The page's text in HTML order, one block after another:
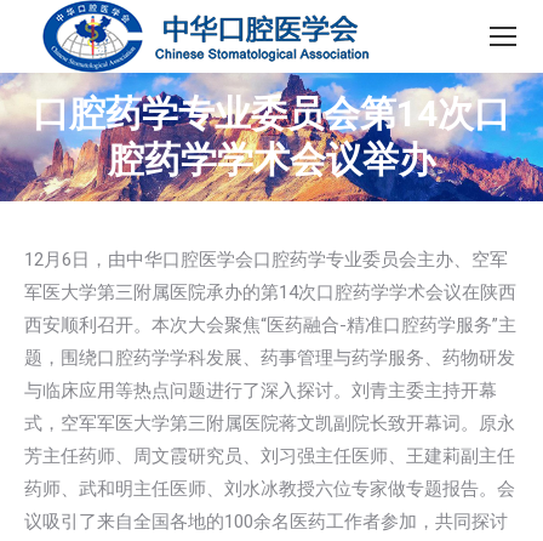
口腔药学专业委员会第14次口
腔药学学术会议举办
12月6日，由中华口腔医学会口腔药学专业委员会主办、空军
军医大学第三附属医院承办的第14次口腔药学学术会议在陕西
西安顺利召开。本次大会聚焦“医药融合-精准口腔药学服务”主
题，围绕口腔药学学科发展、药事管理与药学服务、药物研发
与临床应用等热点问题进行了深入探讨。刘青主委主持开幕
式，空军军医大学第三附属医院蒋文凯副院长致开幕词。原永
芳主任药师、周文霞研究员、刘习强主任医师、王建莉副主任
药师、武和明主任医师、刘水冰教授六位专家做专题报告。会
议吸引了来自全国各地的100余名医药工作者参加，共同探讨